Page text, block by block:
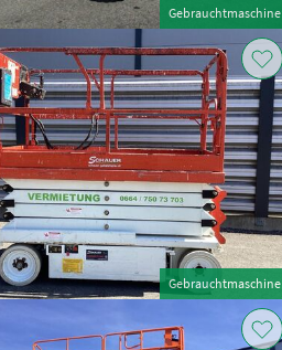
Gebrauchtmaschine
Gebrauchtmaschine